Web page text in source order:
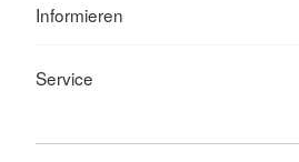
Informieren
Service